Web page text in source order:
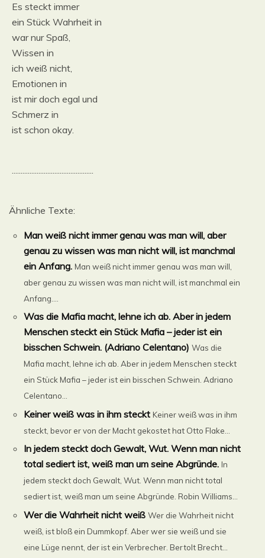
Es steckt immer
ein Stück Wahrheit in
war nur Spaß,
Wissen in
ich weiß nicht,
Emotionen in
ist mir doch egal und
Schmerz in
ist schon okay.
..............................................
Ähnliche Texte:
Man weiß nicht immer genau was man will, aber
genau zu wissen was man nicht will, ist manchmal
ein Anfang. Man weiß nicht immer genau was man will,
aber genau zu wissen was man nicht will, ist manchmal ein
Anfang....
Was die Mafia macht, lehne ich ab. Aber in jedem
Menschen steckt ein Stück Mafia – jeder ist ein
bisschen Schwein. (Adriano Celentano) Was die
Mafia macht, lehne ich ab. Aber in jedem Menschen steckt
ein Stück Mafia – jeder ist ein bisschen Schwein. Adriano
Celentano...
Keiner weiß was in ihm steckt Keiner weiß was in ihm
steckt, bevor er von der Macht gekostet hat Otto Flake...
In jedem steckt doch Gewalt, Wut. Wenn man nicht
total sediert ist, weiß man um seine Abgründe. In
jedem steckt doch Gewalt, Wut. Wenn man nicht total
sediert ist, weiß man um seine Abgründe. Robin Williams...
Wer die Wahrheit nicht weiß Wer die Wahrheit nicht
weiß, ist bloß ein Dummkopf. Aber wer sie weiß und sie
eine Lüge nennt, der ist ein Verbrecher. Bertolt Brecht...